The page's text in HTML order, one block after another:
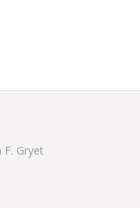
F. Gryet